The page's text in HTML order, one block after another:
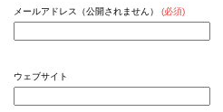
メールアドレス（公開されません） (必須)
ウェブサイト